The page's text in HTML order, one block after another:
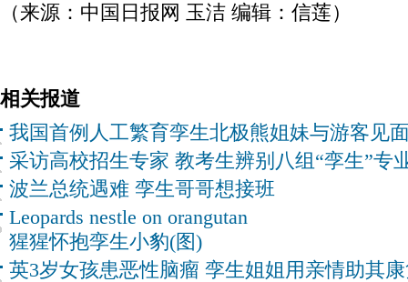
（来源：中国日报网 玉洁 编辑：信莲）
相关报道
我国首例人工繁育孪生北极熊姐妹与游客见
采访高校招生专家 教考生辨别八组“孪生”专
波兰总统遇难 孪生哥哥想接班
Leopards nestle on orangutan
猩猩怀抱孪生小豹(图)
英3岁女孩患恶性脑瘤 孪生姐姐用亲情助其